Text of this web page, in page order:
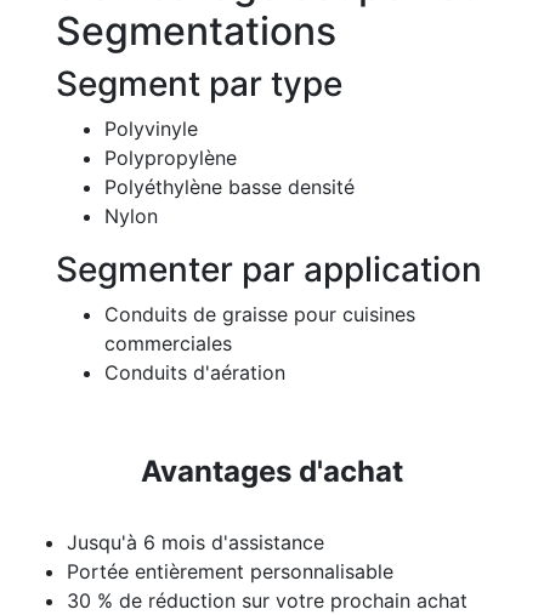
Segmentations
Segment par type
Polyvinyle
Polypropylène
Polyéthylène basse densité
Nylon
Segmenter par application
Conduits de graisse pour cuisines
commerciales
Conduits d'aération
Avantages d'achat
Jusqu'à 6 mois d'assistance
Portée entièrement personnalisable
30 % de réduction sur votre prochain achat